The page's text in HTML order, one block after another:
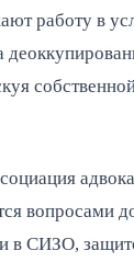
работу в
вопросами
в СИЗО,